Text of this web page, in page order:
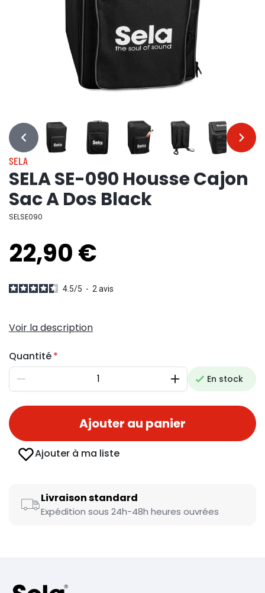
… …
SELA
SELA SE-090 Housse Cajon
Sac A Dos Black
SELSE090
22,90 €
4.5/5 - 2 avis
Voir la description
Quantité
Diminuer AugmenterEn stock
Ajouter au panier
Ajouter à ma liste
Livraison standard
Expédition sous 24h-48h heures ouvrées